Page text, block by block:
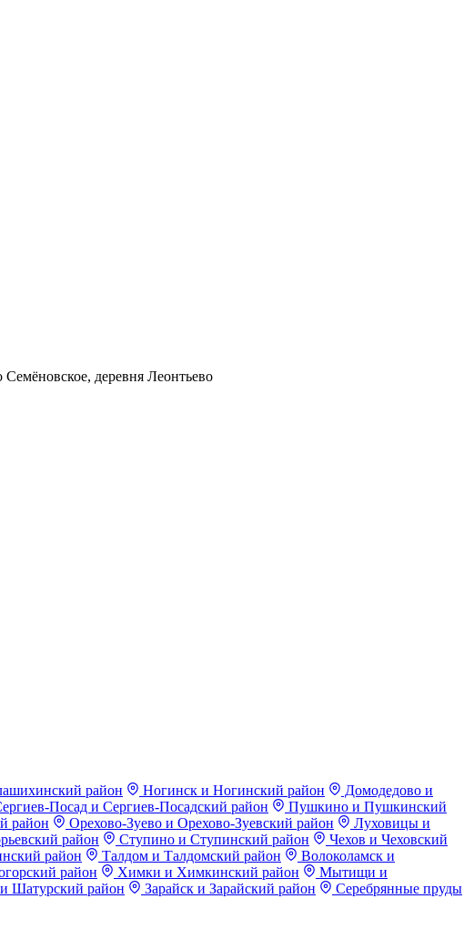
деревня Леонтьево
район Ногинск и Ногинский район
Домодедово и
Посад и Сергиев-Посадский район
Пушкино и Пушкинский
район Орехово-Зуево и Орехово-Зуевский район
Луховицы и
район Ступино и Ступинский район
Чехов и Чеховский
район Талдом и Талдомский район
Волоколамск и
район Химки и Химкинский район
Мытищи и
Шатурский район Зарайск и Зарайский район
Серебрянные пруды